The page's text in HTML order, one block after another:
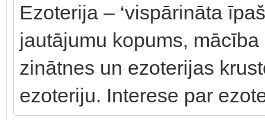
Ezoterija – ‘vispārināta
jautājumu kopums,
zinātnes un ezoterijas
ezoteriju. Interese par